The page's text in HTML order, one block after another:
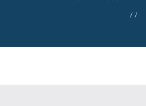
/ /